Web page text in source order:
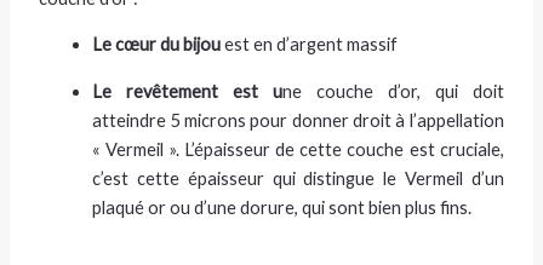
Le cœurdu bijouest en d’argent massif
Le revêtementest une couche d’or, qui doit
atteindre 5 microns pour donner droit à l’appellation
« Vermeil ». L’épaisseur de cette couche est cruciale,
c’est cette épaisseur qui distingue le Vermeil d’un
plaqué or ou d’une dorure, qui sont bien plus fins.